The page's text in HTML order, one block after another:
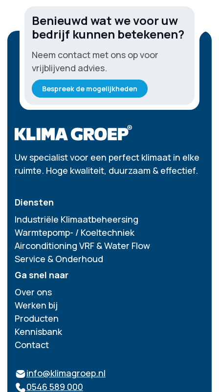
Benieuwd wat we voor uw
bedrijf kunnen betekenen?
Neem contact met ons op voor
vrijblijvend advies.
Bespreek de mogelijkheden
Uw specialist voor een perfect klimaat in elke
ruimte. Hoge kwaliteit, duurzaam & effectief.
Diensten
Industriële Klimaatbeheersing
Warmtepomp- / Koeltechniek
Airconditioning VRF & Water Flow
Service & Onderhoud
Ga snel naar
Over ons
Werken bij
Producten
Kennisbank
Contact
info@klimagroep.nl
0546 589 000